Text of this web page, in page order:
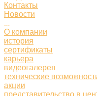
Контакты
Новости
...
О компании
история
сертификаты
карьера
видеогалерея
технические
акции
представительство в